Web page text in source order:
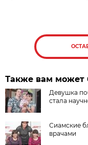
Также вам может
Девушка
стала
Сиамские
врачами